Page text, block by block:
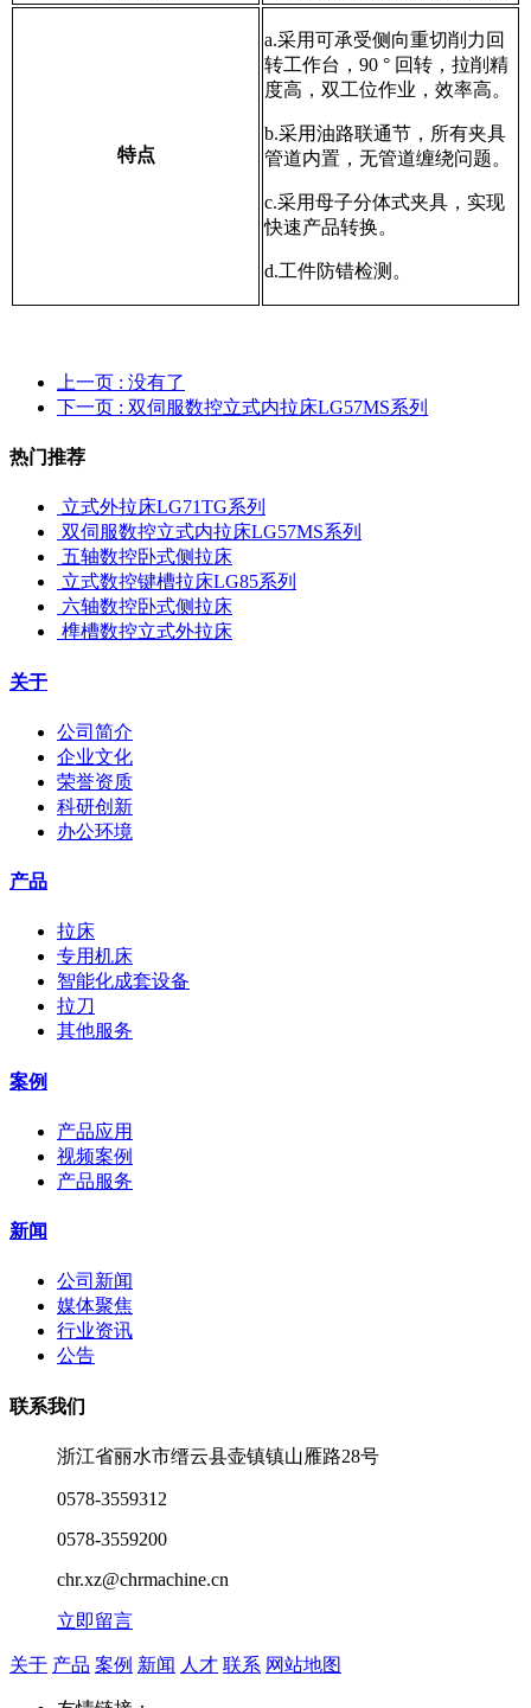
特点
a.采用可承受侧向重切削力回
转工作台，90 ° 回转，拉削精
度高，双工位作业，效率高。
b.采用油路联通节，所有夹具
管道内置，无管道缠绕问题。
c.采用母子分体式夹具，实现
快速产品转换。
d.工件防错检测。
上一页 : 没有了
下一页 : 双伺服数控立式内拉床LG57MS系列
热门推荐
立式外拉床LG71TG系列
双伺服数控立式内拉床LG57MS系列
五轴数控卧式侧拉床
立式数控键槽拉床LG85系列
六轴数控卧式侧拉床
榫槽数控立式外拉床
关于
公司简介
企业文化
荣誉资质
科研创新
办公环境
产品
拉床
专用机床
智能化成套设备
拉刀
其他服务
案例
产品应用
视频案例
产品服务
新闻
公司新闻
媒体聚焦
行业资讯
公告
联系我们
浙江省丽水市缙云县壶镇镇山雁路28号
0578-3559312
0578-3559200
chr.xz@chrmachine.cn
立即留言
关于 产品 案例 新闻 人才 联系 网站地图